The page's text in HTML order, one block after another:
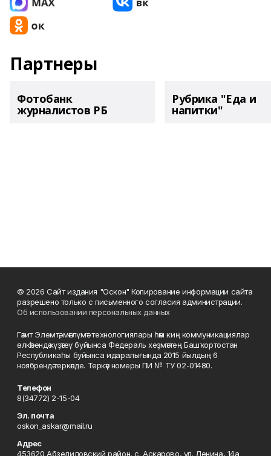
Партнеры
Фотобанк
журналистов РБ
Рубрика "Еда и
напитки"
© 2026 Сайт издания "Оскон" Копирование информации сайта
разрешено только с письменного согласия администрации.
Об использовании персональных данных
Гәзит Элемтә, мәғлүмәт технологиялары һәм киң коммуникациялар
өлкәһендә күҙәтеү буйынса Федераль хеҙмәттең Башҡортостан
Республикаһы буйынса идаралығында 2015 йылдың 6
ноябрендә теркәлде. Теркәү номеры ПИ № ТУ 02-01480.
Телефон
8(34772) 2-15-04
Эл. почта
oskon_askar@mail.ru
Адрес
453620 Абзелиловский район, с. Аскарово, ул. Ленина, 14а